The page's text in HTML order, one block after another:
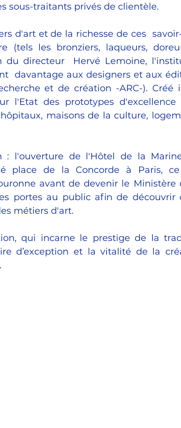
sous-traitants privés de clientèle.
d'art et de la richesse de ces
(tels les bronziers, laqueurs,
du directeur  Hervé Lemoine,
davantage aux designers et aux
et de création -ARC-). Créé
l'Etat des prototypes d'excellence
maisons de la culture,
: l'ouverture de l'Hôtel de la
place de la Concorde à Paris,
avant de devenir le Ministère
portes au public afin de découvrir
métiers d'art.
qui incarne le prestige de la
d’exception et la vitalité de la